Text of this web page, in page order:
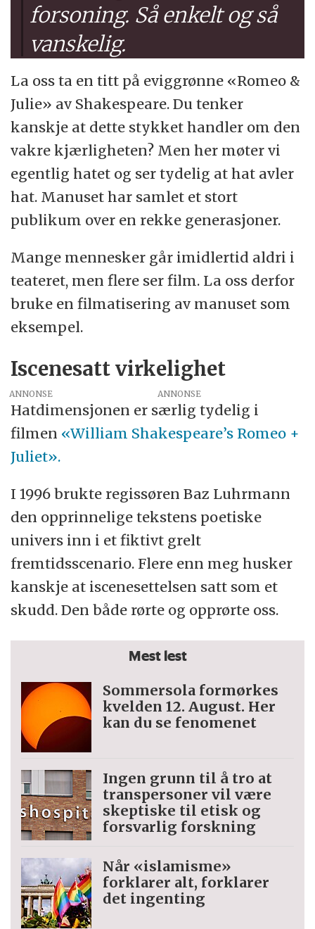
forsoning. Så enkelt og så
vanskelig.
La oss ta en titt på eviggrønne «Romeo &
Julie» av Shakespeare. Du tenker
kanskje at dette stykket handler om den
vakre kjærligheten? Men her møter vi
egentlig hatet og ser tydelig at hat avler
hat. Manuset har samlet et stort
publikum over en rekke generasjoner.
Mange mennesker går imidlertid aldri i
teateret, men flere ser film. La oss derfor
bruke en filmatisering av manuset som
eksempel.
Iscenesatt virkelighet
ANNONSE
Hatdimensjonen er særlig tydelig i
filmen «William Shakespeare’s Romeo +
Juliet».
I 1996 brukte regissøren Baz Luhrmann
den opprinnelige tekstens poetiske
univers inn i et fiktivt grelt
fremtidsscenario. Flere enn meg husker
kanskje at iscenesettelsen satt som et
skudd. Den både rørte og opprørte oss.
Mest lest
Sommersola formørkes
kvelden 12. August. Her
kan du se fenomenet
Ingen grunn til å tro at
trans­personer vil være
skeptiske til etisk og
forsvarlig forskning
Når «islamisme»
forklarer alt, forklarer
det ingenting